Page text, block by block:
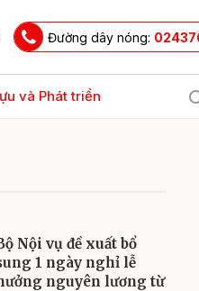
Đường dây nóng:
và Phát triển
Nội vụ đề xuất bổ
1 ngày nghỉ lễ
nguyên lương từ